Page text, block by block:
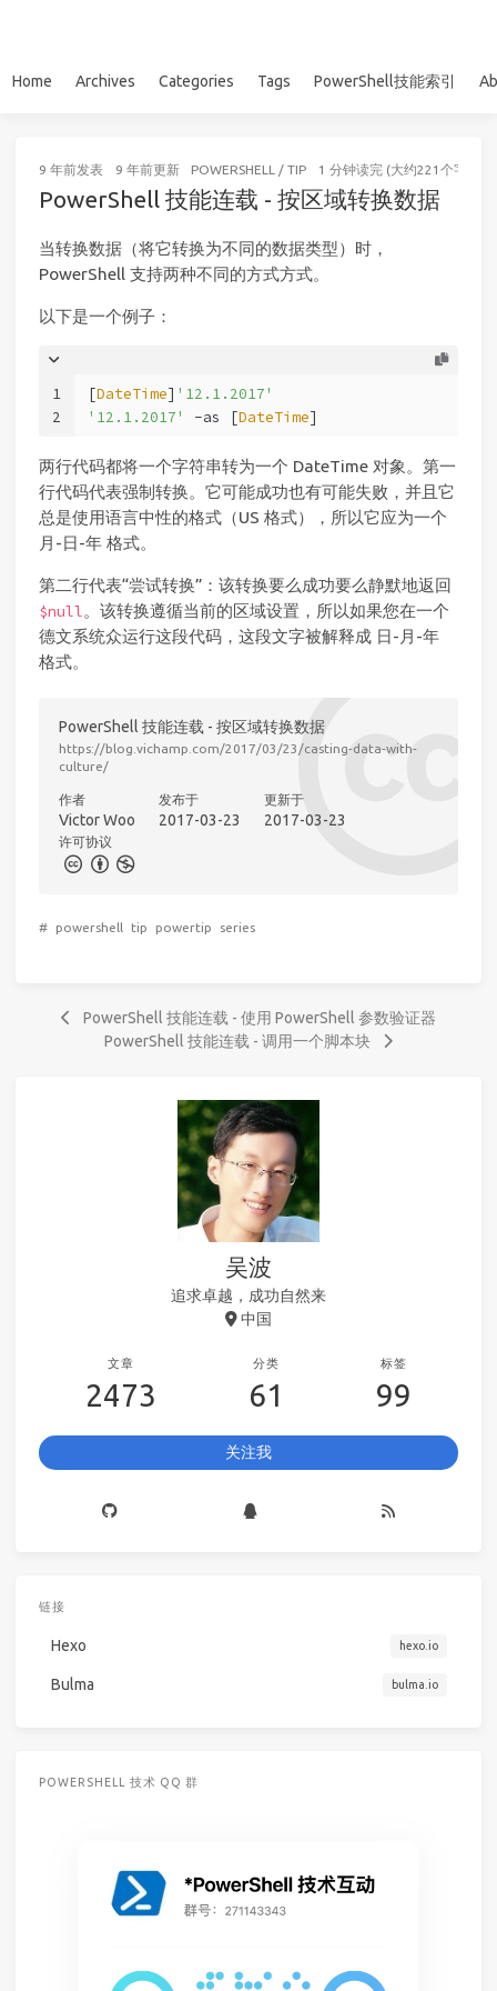
Home Archives Categories Tags PowerShell技能索引
9 年前发表 9 年前更新 POWERSHELL / TIP 1 分钟读完 (大约221个字)
PowerShell 技能连载 - 按区域转换数据
当转换数据（将它转换为不同的数据类型）时，
PowerShell 支持两种不同的方式方式。
以下是一个例子：
1
2
[DateTime] '12.1.2017'
'12.1.2017'
-as [DateTime]
两行代码都将一个字符串转为一个 DateTime 对象。第一
行代码代表强制转换。它可能成功也有可能失败，并且它
总是使用语言中性的格式（US 格式），所以它应为一个
月-日-年 格式。
第二行代表“尝试转换”：该转换要么成功要么静默地返回
$null。该转换遵循当前的区域设置，所以如果您在一个
德文系统众运行这段代码，这段文字被解释成 日-月-年
格式。
PowerShell 技能连载 - 按区域转换数据
https://blog.vichamp.com/2017/03/23/casting-data-with-
culture/
作者
Victor Woo
发布于
2017-03-23
更新于
2017-03-23
许可协议
# powershell tip powertip series
PowerShell 技能连载 - 使用 PowerShell 参数验证器
PowerShell 技能连载 - 调用一个脚本块
吴波
追求卓越，成功自然来
中国
文章
2473
分类
61
标签
99
关注我
链接
Hexo hexo.io
Bulma bulma.io
POWERSHELL 技术 QQ 群